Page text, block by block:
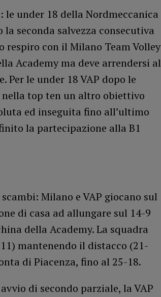
le under 18 della Nordmeccanica
seconda salvezza consecutiva
respiro con il Milano Team Volley
Academy ma deve arrendersi al
Per le under 18 VAP dopo le
top ten un altro obiettivo
ed inseguita fino all’ultimo
la partecipazione alla B1
Milano e VAP giocano sul
di casa ad allungare sul 14-9
della Academy. La squadra
mantenendo il distacco (21-
di Piacenza, fino al 25-18.
di secondo parziale, la VAP